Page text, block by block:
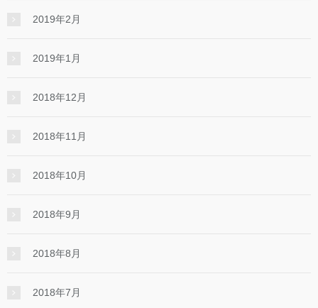
2019年2月
2019年1月
2018年12月
2018年11月
2018年10月
2018年9月
2018年8月
2018年7月